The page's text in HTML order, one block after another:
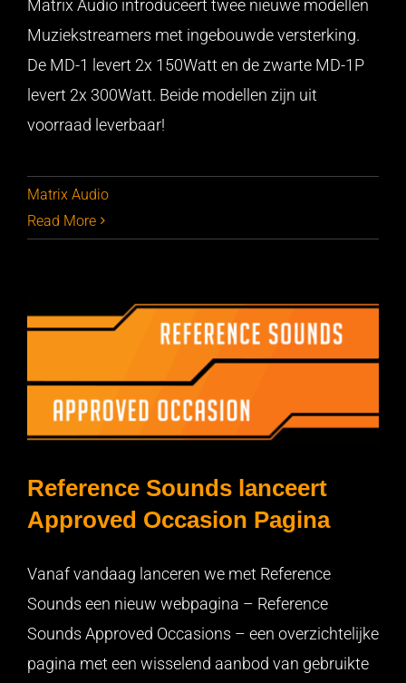
Introductie Matrix Audio MD-1 en MD-1P
Matrix Audio introduceert twee nieuwe modellen
Muziekstreamers met ingebouwde versterking.
De MD-1 levert 2x 150Watt en de zwarte MD-1P
levert 2x 300Watt. Beide modellen zijn uit
voorraad leverbaar!
Matrix Audio
Read More
Reference Sounds lanceert
Approved Occasion Pagina
Vanaf vandaag lanceren we met Reference
Sounds een nieuw webpagina – Reference
Sounds Approved Occasions – een overzichtelijke
pagina met een wisselend aanbod van gebruikte